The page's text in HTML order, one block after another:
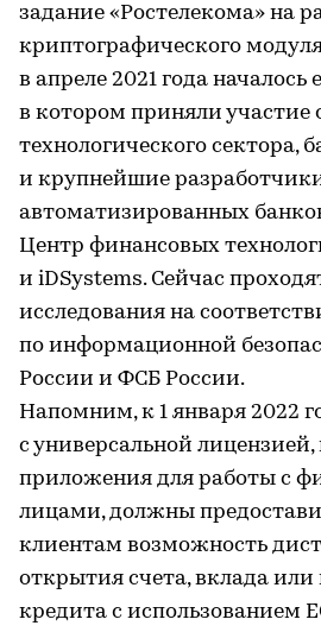
задание «Ростелекома» на
криптографического
в апреле 2021 года началось
в котором приняли участие
технологического сектора,
и крупнейшие
автоматизированных
Центр финансовых
и iDSystems. Сейчас
исследования на
по информационной
России и ФСБ России.
Напомним, к 1 января 2022
с универсальной
приложения для работы с
лицами, должны
клиентам возможность
открытия счета, вклада или
кредита с использованием